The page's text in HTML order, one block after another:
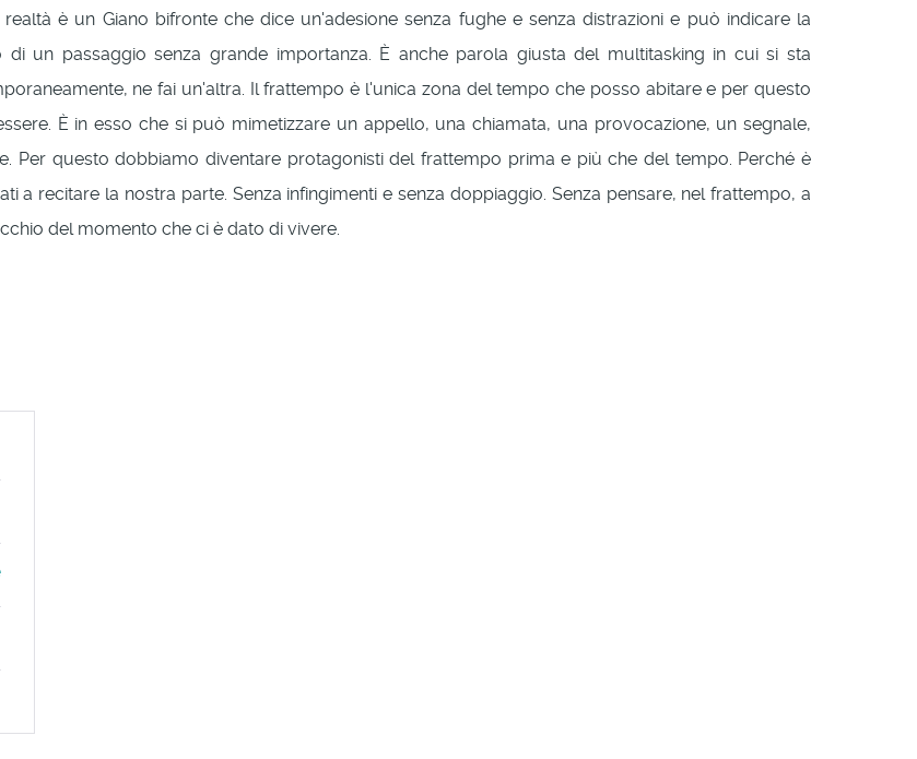
è un Giano bifronte che dice un'adesione senza fughe e senza distrazioni e può indicare la
un passaggio senza grande importanza. È anche parola giusta del multitasking in cui si sta
ne fai un'altra. Il frattempo è l'unica zona del tempo che posso abitare e per questo
È in esso che si può mimetizzare un appello, una chiamata, una provocazione, un segnale,
Per questo dobbiamo diventare protagonisti del frattempo prima e più che del tempo. Perché è
a recitare la nostra parte. Senza infingimenti e senza doppiaggio. Senza pensare, nel frattempo, a
del momento che ci è dato di vivere.